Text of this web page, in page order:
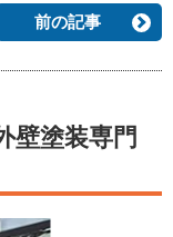
前の記事
壁塗装専門